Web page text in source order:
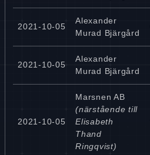
2021-10-05
Alexander
Murad Bjärgård
2021-10-05
Alexander
Murad Bjärgård
2021-10-05
Marsnen AB
(närstående till
Elisabeth
Thand
Ringqvist)